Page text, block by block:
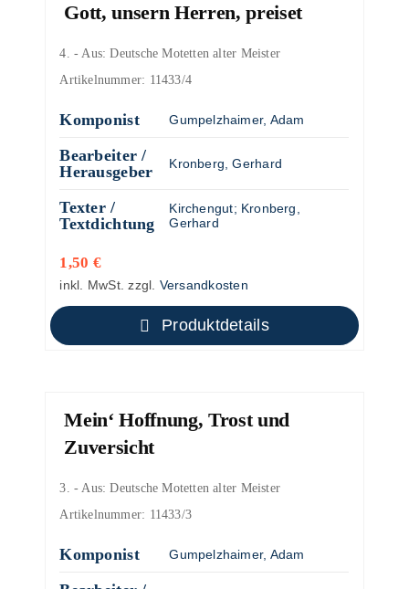
Gott, unsern Herren, preiset
4. - Aus: Deutsche Motetten alter Meister
Artikelnummer: 11433/4
Komponist Gumpelzhaimer, Adam
Bearbeiter /
Herausgeber
Kronberg, Gerhard
Texter /
Textdichtung
Kirchengut; Kronberg,
Gerhard
1,50 €
inkl. MwSt. zzgl. Versandkosten
Produktdetails
Mein‘ Hoffnung, Trost und
Zuversicht
3. - Aus: Deutsche Motetten alter Meister
Artikelnummer: 11433/3
Komponist Gumpelzhaimer, Adam